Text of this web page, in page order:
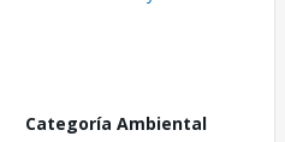
Categoría Ambiental